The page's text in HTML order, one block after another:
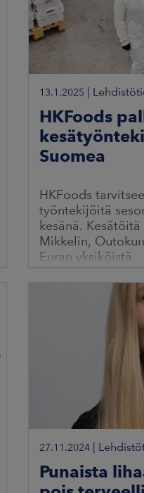
13.1.2025 |
HKFoods
Suomea
HKFoods
työntekijöitä
kesänä.
Mikkelin,
Euran yksiköistä
27.11.2024 |
Punaista